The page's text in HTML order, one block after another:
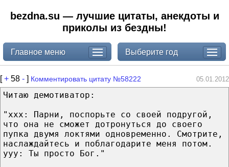
bezdna.su — лучшие цитаты, анекдоты и
приколы из бездны!
Главное меню Выберите год
[+ 58 - ] Комментировать цитату №58222 05.01.2012
Читаю демотиватор:
"xxx: Парни, поспорьте со своей подругой,
что она не сможет дотронуться до своего
пупка двумя локтями одновременно. Смотрите,
наслаждайтесь и поблагодарите меня потом.
yyy: Ты просто Бог."